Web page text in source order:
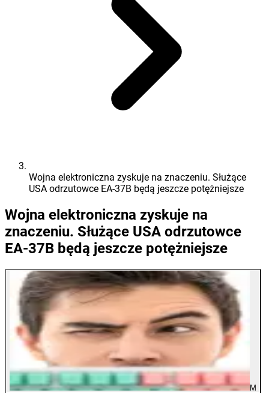
Wojna elektroniczna zyskuje na znaczeniu. Służące
USA odrzutowce EA-37B będą jeszcze potężniejsze
Wojna elektroniczna zyskuje na
znaczeniu. Służące USA odrzutowce
EA-37B będą jeszcze potężniejsze
M